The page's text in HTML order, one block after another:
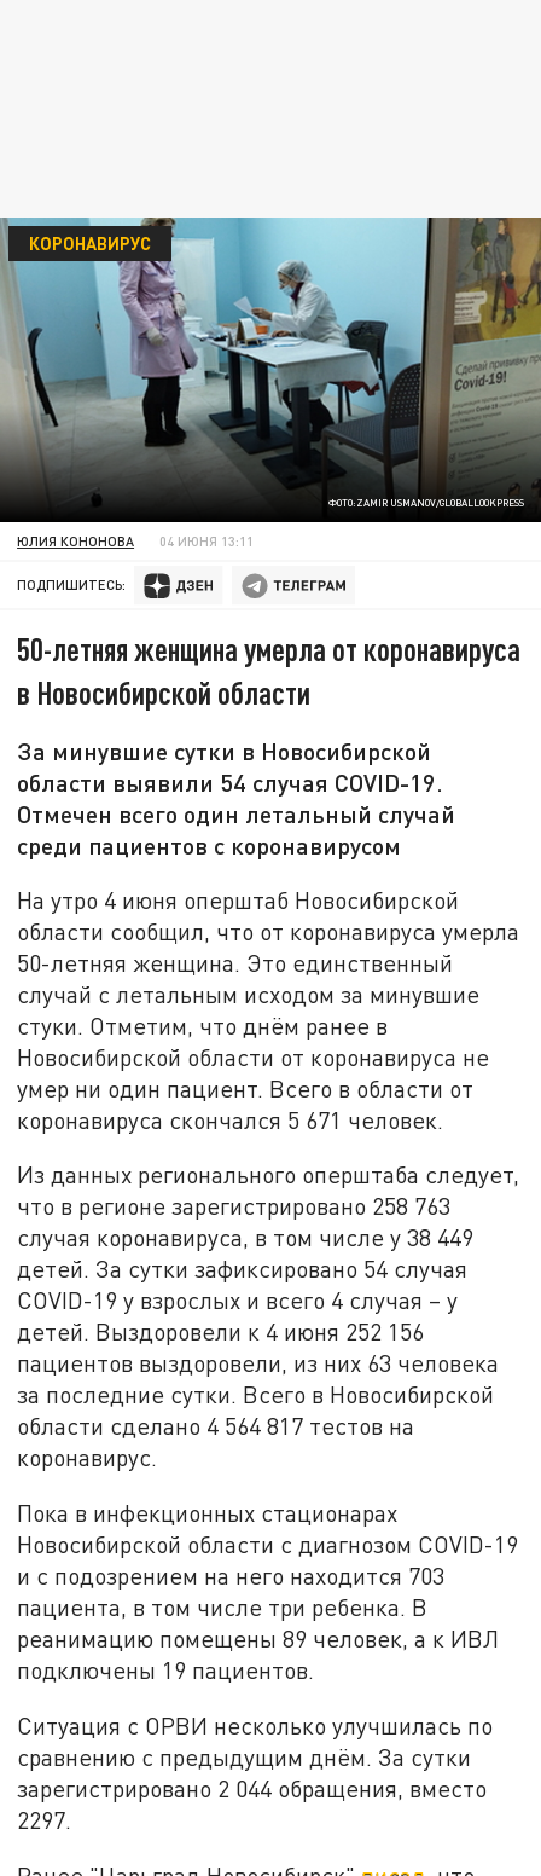
ФОТО:ZAMIR USMANOV/GLOBALLOOKPRESS
КОРОНАВИРУС
ЮЛИЯ КОНОНОВА 04 ИЮНЯ 13:11
ПОДПИШИТЕСЬ:
50-летняя женщина умерла от коронавируса
в Новосибирской области
За минувшие сутки в Новосибирской
области выявили 54 случая COVID-19.
Отмечен всего один летальный случай
среди пациентов с коронавирусом
На утро 4 июня оперштаб Новосибирской
области сообщил, что от коронавируса умерла
50-летняя женщина. Это единственный
случай с летальным исходом за минувшие
стуки. Отметим, что днём ранее в
Новосибирской области от коронавируса не
умер ни один пациент. Всего в области от
коронавируса скончался 5 671 человек.
Из данных регионального оперштаба следует,
что в регионе зарегистрировано 258 763
случая коронавируса, в том числе у 38 449
детей. За сутки зафиксировано 54 случая
COVID-19 у взрослых и всего 4 случая – у
детей. Выздоровели к 4 июня 252 156
пациентов выздоровели, из них 63 человека
за последние сутки. Всего в Новосибирской
области сделано 4 564 817 тестов на
коронавирус.
Пока в инфекционных стационарах
Новосибирской области с диагнозом COVID-19
и с подозрением на него находится 703
пациента, в том числе три ребенка. В
реанимацию помещены 89 человек, а к ИВЛ
подключены 19 пациентов.
Ситуация с ОРВИ несколько улучшилась по
сравнению с предыдущим днём. За сутки
зарегистрировано 2 044 обращения, вместо
2297.